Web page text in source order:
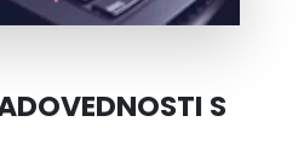
S